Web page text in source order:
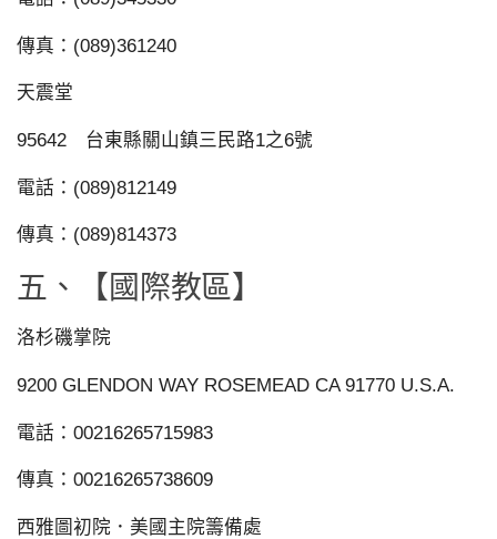
傳真：(089)361240
天震堂
95642 台東縣關山鎮三民路1之6號
電話：(089)812149
傳真：(089)814373
五、【國際教區】
洛杉磯掌院
9200 GLENDON WAY ROSEMEAD CA 91770 U.S.A.
電話：00216265715983
傳真：00216265738609
西雅圖初院．美國主院籌備處